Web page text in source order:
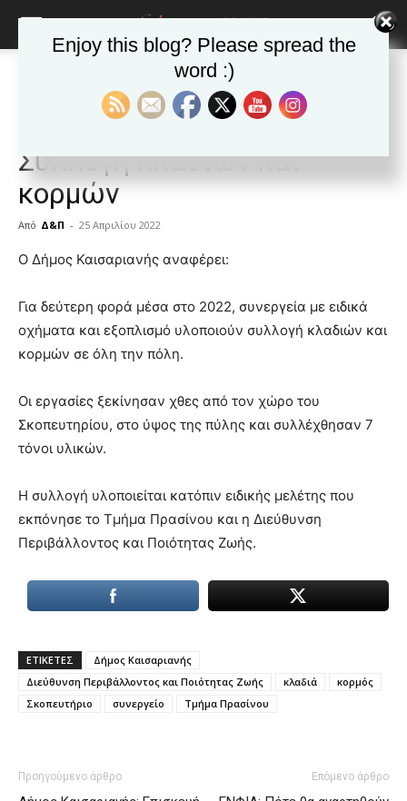
ΚΑΙΣΑΡΙΑΝΗ Νέα της Καισαριανής
Δήμος Καισαριανής:
Συλλογή κλαδιών και
κορμών
Από Δ&Π - 25 Απριλίου 2022
blonde
hot
cam
show.desi
lyons
teaches
you
of
pain.
pornhun
porn
Ο Δήμος Καισαριανής αναφέρει:
Για δεύτερη φορά μέσα στο 2022, συνεργεία με ειδικά
οχήματα και εξοπλισμό υλοποιούν συλλογή κλαδιών και
κορμών σε όλη την πόλη.
Οι εργασίες ξεκίνησαν χθες από τον χώρο του
Σκοπευτηρίου, στο ύψος της πύλης και συλλέχθησαν 7
τόνοι υλικών.
Η συλλογή υλοποιείται κατόπιν ειδικής μελέτης που
εκπόνησε το Τμήμα Πρασίνου και η Διεύθυνση
Περιβάλλοντος και Ποιότητας Ζωής.
ΕΤΙΚΕΤΕΣ
Δήμος Καισαριανής
Διεύθυνση Περιβάλλοντος και Ποιότητας Ζωής
κλαδιά
κορμός
Σκοπευτήριο
συνεργείo Τμήμα Πρασίνου
Προηγούμενο άρθρο Επόμενο άρθρο
Enjoy this blog? Please spread the
word :)